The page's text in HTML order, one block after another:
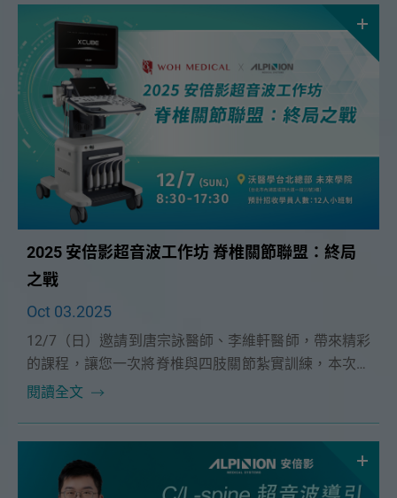
2025 安倍影超音波工作坊 脊椎關節聯盟：終局
之戰
Oct 03.2025
12/7（日）邀請到唐宗詠醫師、李維軒醫師，帶來精彩
的課程，讓您一次將脊椎與四肢關節紮實訓練，本次課
程為12人小班制更精實。
閱讀全文